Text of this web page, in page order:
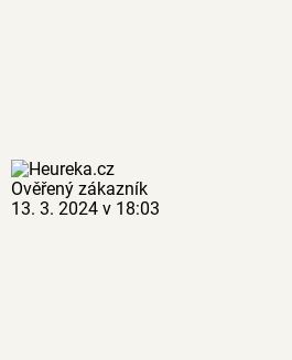
Ověřený zákazník
13. 3. 2024 v 18:03